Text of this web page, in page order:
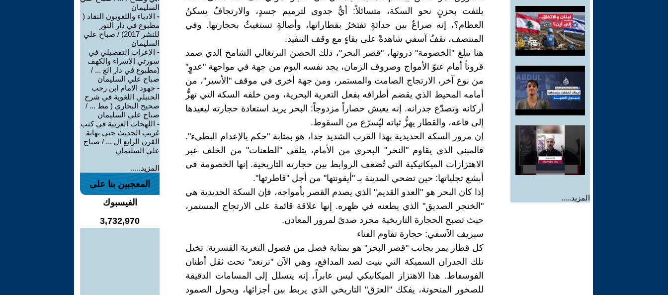
المزيد.....
يلتفت بحزنٍ نحو السكة، متسائلاً: أيُّ جدوى لترميم جسدٍ، والارتجافُ يسكنُ
العظام؟، إنه صراعٌ بين حداثةٍ تفتخرُ بقطاراتها، وأصالةٍ تستغيثُ بحجارتها. وفي
المنتصف، تقفُ آسفي شاهدةً على بقاءٍ مع وقف التنفيذ.
هنا تبلغ "الخصومة" ذروتها، "قصر البحر"، ذلك الحصن البرتغالي الشامخ الذي صمد
قروناً أمام عتوّ الأمواج وصروف الزمان، يجد نفسه اليوم من جهة في مواجهة "عدوٍ"
من نوع آخر، الارتجاج الصامت والمستمر، ومن جهة أخرى في موقف "الأسير"، من
أمامه المحيط الذي يقضم أطرافه بفعل التعرية البحرية، ومن خلفه السكة التي تهزُّ
أركانه وتصدّع جدرانه. إنه يعيش حصاراً مزدوجاً: البحر يريد استعادة حجارته ليعيدها
إلى قاعه، والقطار يهزُّ ثباته ليُسرّع من السقوط.
إن مرور السكة الحديدية بهذا القرب الشديد جدا، هو بمثابة "حكم بالإعدام البطيء".
فالمبنى الذي يقاوم "النخر" البحري من الأمام، يتلقى "الطعنات" من الخلف عبر
الاهتزازات الميكانيكية التي تُضعف الروابط بين حجارته التاريخية. إنها الخصومة في
أبشع تجلياتها: حين تضحي المدينة بـ "أيقونتها" من أجل "قاطرتها".
إذا كان البحر هو "العدو القديم" الذي يصدم القصر بأمواجه، فإن السكة الحديدية هي
"الخنجر الصديق" الذي يطعنه في ظهره. إنها علاقة قائمة على الارتجاج المستمر،
حيث تصبح الحجارة التاريخية مجرد صدىً لمرور المعادن.
سيزيف الآسفي: حجارة تقاوم الفناء
كل قطار يمر بجانب "قصر البحر" هو بمثابة فصل من فصول التعرية القسرية. تخيل
تلك الجدران السميكة التي بنيت لصد المدافع، وهي الآن "ترتعد" تحت ثقل أطنان
الفوسفاط. هذا الاهتزاز الميكانيكي ليس عابراً، إنه يتسلل إلى المسامات الدقيقة
للصخور المنحوتة، يفكك "العرَق" التاريخي الذي يربط بين أجزائها، ويحول الصمود
السليمان
- الادباء واللغويون النقاد (
مطبوع في دار النور
للنشر 2017) / صباح علي
السليمان
- الإعراب التفصيلي في
سورتي الإسراء والكهف
(مطبوع في دار الغ ... /
صباح علي السليمان
- جهود الامام ابن رجب
الحنبلي اللغوية في شرح
صحيح البخاري ( مط ... /
صباح علي السليمان
- اللهجات العربية في كتب
غريب الحديث حتى نهاية
القرن الرابع ال ... / صباح
علي السليمان
المزيد.....
المعجبين بنا على
الفيسبوك
3,732,970